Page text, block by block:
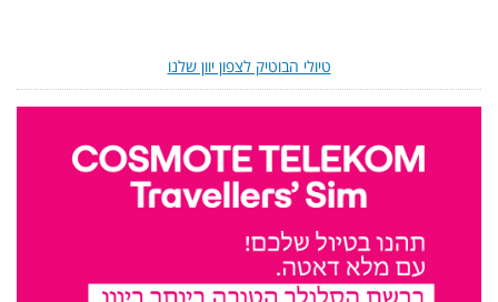
טיולי הבוטיק לצפון יוון שלנו